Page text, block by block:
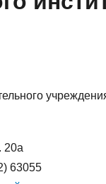
20а
63055